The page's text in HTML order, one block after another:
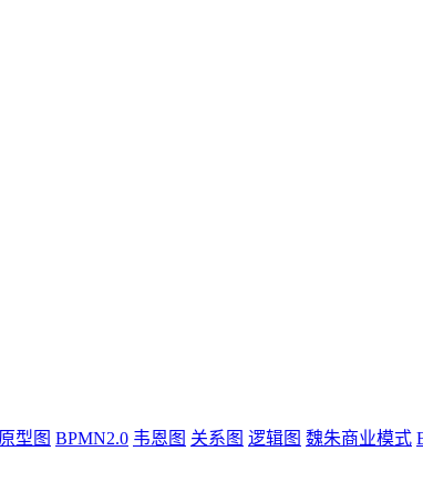
原型图 BPMN2.0 韦恩图 关系图 逻辑图 魏朱商业模式